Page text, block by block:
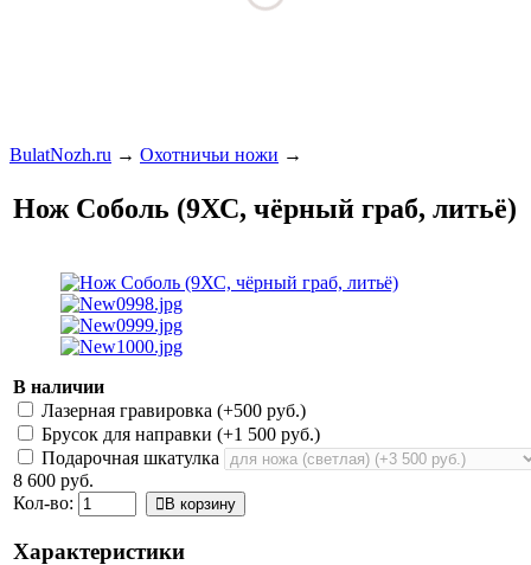
BulatNozh.ru → Охотничьи ножи →
Нож Соболь (9ХС, чёрный граб, литьё)
В наличии
Лазерная гравировка (+500 руб.)
Брусок для направки (+1 500 руб.)
Подарочная шкатулка
8 600 руб.
Кол-во:
В корзину
Характеристики